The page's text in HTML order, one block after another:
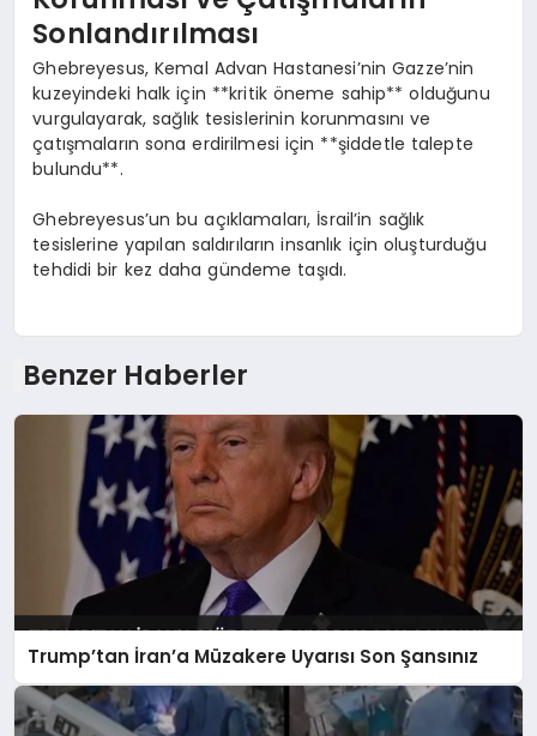
Sonlandırılması
Ghebreyesus, Kemal Advan Hastanesi’nin Gazze’nin
kuzeyindeki halk için **kritik öneme sahip** olduğunu
vurgulayarak, sağlık tesislerinin korunmasını ve
çatışmaların sona erdirilmesi için **şiddetle talepte
bulundu**.
Ghebreyesus’un bu açıklamaları, İsrail’in sağlık
tesislerine yapılan saldırıların insanlık için oluşturduğu
tehdidi bir kez daha gündeme taşıdı.
Benzer Haberler
Trump’tan İran’a Müzakere Uyarısı Son Şansınız